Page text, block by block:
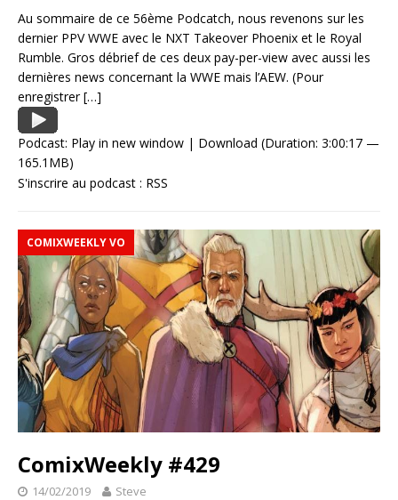
Au sommaire de ce 56ème Podcatch, nous revenons sur les
dernier PPV WWE avec le NXT Takeover Phoenix et le Royal
Rumble. Gros débrief de ces deux pay-per-view avec aussi les
dernières news concernant la WWE mais l’AEW. (Pour
enregistrer[…]
Podcast: Play in new window | Download (Duration: 3:00:17 —
165.1MB)
S'inscrire au podcast : RSS
COMIXWEEKLY VO
ComixWeekly #429
14/02/2019 Steve